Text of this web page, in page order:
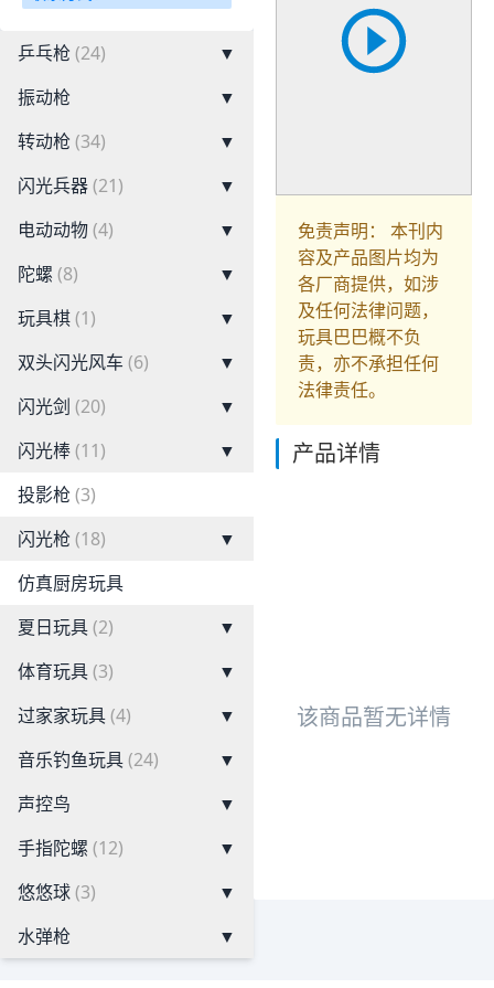
乒乓枪 (24)
▼
振动枪
▼
转动枪 (34)
▼
闪光兵器(21)
▼
电动动物(4)
▼
陀螺 (8)
▼
玩具棋(1)
▼
双头闪光风车 (6)
▼
闪光剑 (20)
▼
闪光棒(11)
▼
投影枪 (3)
闪光枪 (18)
▼
仿真厨房玩具
夏日玩具(2)
▼
体育玩具(3)
▼
过家家玩具(4)
▼
音乐钓鱼玩具(24)
▼
声控鸟
▼
手指陀螺 (12)
▼
悠悠球(3)
▼
水弹枪
▼
免责声明： 本刊内
容及产品图片均为
各厂商提供，如涉
及任何法律问题，
玩具巴巴概不负
责，亦不承担任何
法律责任。
产品详情
该商品暂无详情